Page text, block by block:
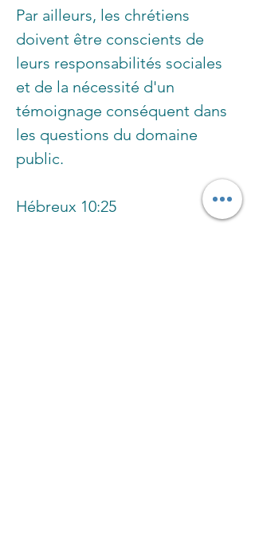
Par ailleurs, les chrétiens
doivent être conscients de
leurs responsabilités sociales
et de la nécessité d'un
témoignage conséquent dans
les questions du domaine
public.
Hébreux 10:25